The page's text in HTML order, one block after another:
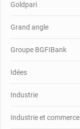
Goldpari
Grand angle
Groupe BGFIBank
Idées
Industrie
Industrie et commerce